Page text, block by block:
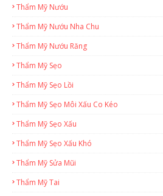
Thẩm Mỹ Nướu
Thẩm Mỹ Nướu Nha Chu
Thẩm Mỹ Nướu Răng
Thẩm Mỹ Sẹo
Thẩm Mỹ Sẹo Lồi
Thẩm Mỹ Sẹo Môi Xấu Co Kéo
Thẩm Mỹ Sẹo Xấu
Thẩm Mỹ Sẹo Xấu Khó
Thẩm Mỹ Sửa Mũi
Thẩm Mỹ Tai